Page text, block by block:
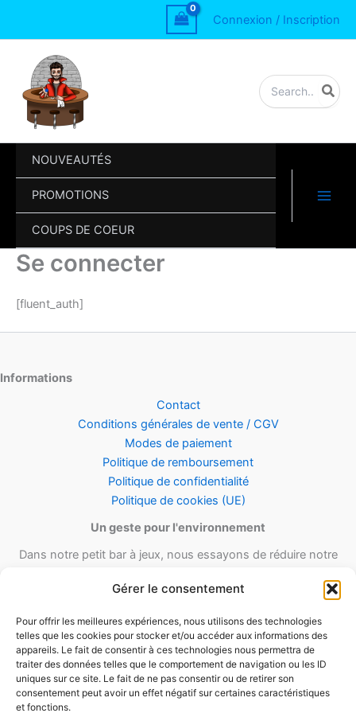
Gérer le consentement
Pour offrir les meilleures expériences, nous utilisons des technologies
telles que les cookies pour stocker et/ou accéder aux informations des
appareils. Le fait de consentir à ces technologies nous permettra de
traiter des données telles que le comportement de navigation ou les ID
uniques sur ce site. Le fait de ne pas consentir ou de retirer son
consentement peut avoir un effet négatif sur certaines caractéristiques
et fonctions.
Connexion / Inscription
Rechercher:
NOUVEAUTÉS
PROMOTIONS
COUPS DE COEUR
Se connecter
[fluent_auth]
Informations
Contact
Conditions générales de vente / CGV
Modes de paiement
Politique de remboursement
Politique de confidentialité
Politique de cookies (UE)
Un geste pour l'environnement
Dans notre petit bar à jeux, nous essayons de réduire notre
réutilisable ainsi qu’un minimum de matériel d’emballage lors de